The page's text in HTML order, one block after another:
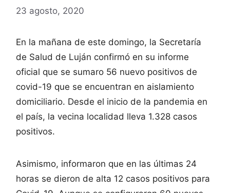
23 agosto, 2020
En la mañana de este domingo, la Secretaría
de Salud de Luján confirmó en su informe
oficial que se sumaro 56 nuevo positivos de
covid-19 que se encuentran en aislamiento
domiciliario. Desde el inicio de la pandemia en
el país, la vecina localidad lleva 1.328 casos
positivos.
Asimismo, informaron que en las últimas 24
horas se dieron de alta 12 casos positivos para